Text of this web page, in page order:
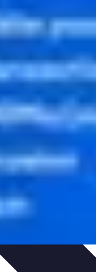
Évaluation des Experts